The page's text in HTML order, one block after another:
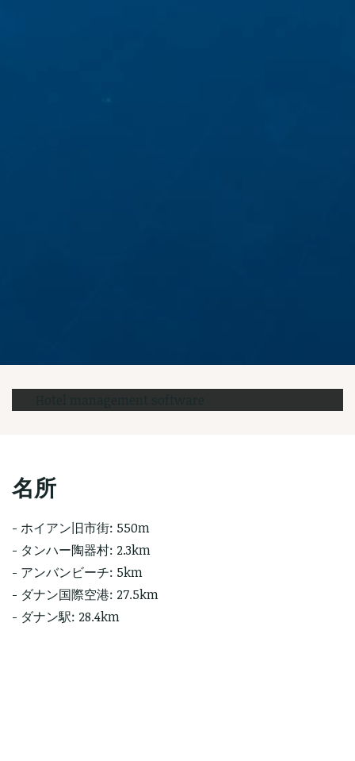
名所
- ホイアン旧市街: 550m
- タンハー陶器村: 2.3km
- アンバンビーチ: 5km
- ダナン国際空港: 27.5km
- ダナン駅: 28.4km